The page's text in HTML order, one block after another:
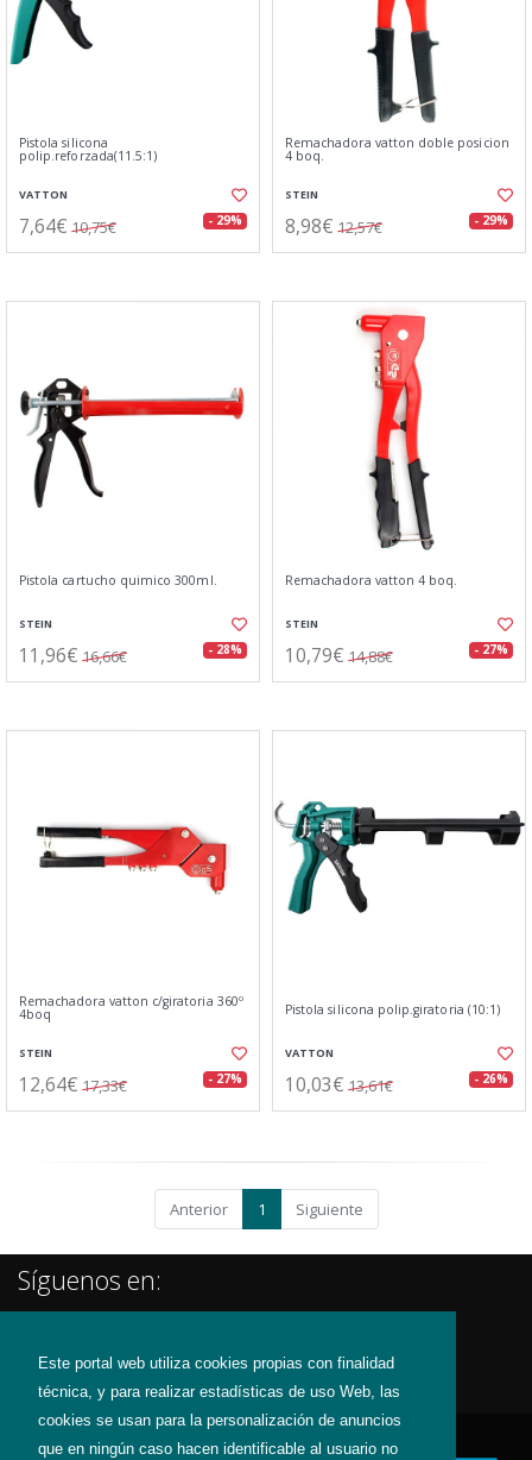
Este portal web utiliza cookies propias con finalidad
técnica, y para realizar estadísticas de uso Web, las
cookies se usan para la personalización de anuncios
que en ningún caso hacen identificable al usuario no
Pistola silicona
polip.reforzada(11.5:1)
VATTON
7,64€ 10,75€ - 29%
Remachadora vatton doble posicion
4 boq.
STEIN
8,98€ 12,57€ - 29%
Pistola cartucho quimico 300ml.
STEIN
11,96€ 16,66€ - 28%
Remachadora vatton 4 boq.
STEIN
10,79€ 14,88€ - 27%
Remachadora vatton c/giratoria 360º
4boq
STEIN
12,64€ 17,33€ - 27%
Pistola silicona polip.giratoria (10:1)
VATTON
10,03€ 13,61€ - 26%
Anterior 1 Siguiente
Síguenos en: